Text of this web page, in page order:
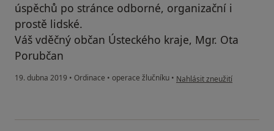
úspěchů po stránce odborné, organizační i
prostě lidské.
Váš vděčný občan Ústeckého kraje, Mgr. Ota
Porubčan
19. dubna 2019 • Ordinace • operace žlučníku • podle názoru uživatele Váš
Nahlásit zneužití